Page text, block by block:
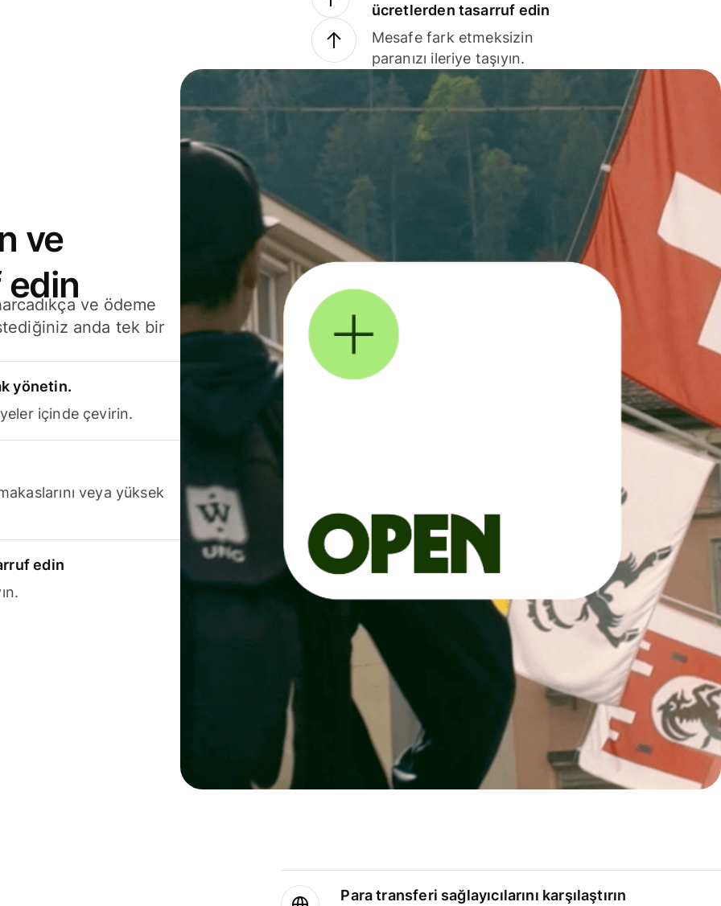
ücretlerden tasarruf edin
Mesafe fark etmeksizin
paranızı ileriye taşıyın.
ve
edinve ödeme
anda tek bir
yönetin.
içinde çevirin.
veya yüksek
edin
Para transferi sağlayıcılarını karşılaştırın